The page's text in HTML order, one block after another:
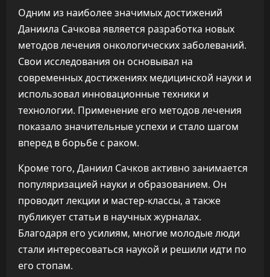
Одним из наиболее значимых достижений
Даниила Сачкова является разработка новых
методов лечения онкологических заболеваний.
Свои исследования он основывал на
современных достижениях медицинской науки и
использовал инновационные техники и
технологии. Применение его методов лечения
показало значительные успехи и стало шагом
вперед в борьбе с раком.
Кроме того, Даниил Сачков активно занимается
популяризацией науки и образованием. Он
проводит лекции и мастер-классы, а также
публикует статьи в научных журналах.
Благодаря его усилиям, многие молодые люди
стали интересоваться наукой и решили идти по
его стопам.